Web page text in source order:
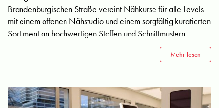
Brandenburgischen Straße vereint Nähkurse für alle Levels
mit einem offenen Nähstudio und einem sorgfältig kuratierten
Sortiment an hochwertigen Stoffen und Schnittmustern.
Mehr lesen